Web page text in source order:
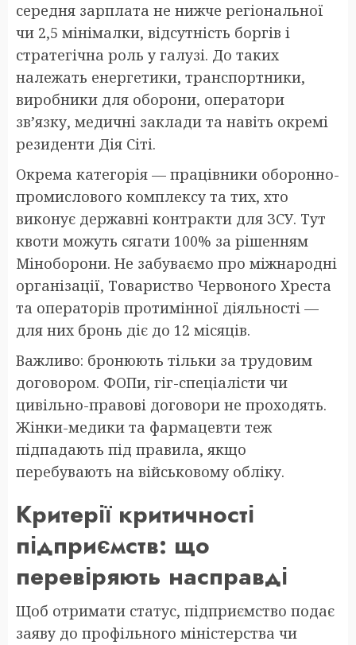
середня зарплата не нижче регіональної
чи 2,5 мінімалки, відсутність боргів і
стратегічна роль у галузі. До таких
належать енергетики, транспортники,
виробники для оборони, оператори
зв’язку, медичні заклади та навіть окремі
резиденти Дія Сіті.
Окрема категорія — працівники оборонно-
промислового комплексу та тих, хто
виконує державні контракти для ЗСУ. Тут
квоти можуть сягати 100% за рішенням
Міноборони. Не забуваємо про міжнародні
організації, Товариство Червоного Хреста
та операторів протимінної діяльності —
для них бронь діє до 12 місяців.
Важливо: бронюють тільки за трудовим
договором. ФОПи, гіг-спеціалісти чи
цивільно-правові договори не проходять.
Жінки-медики та фармацевти теж
підпадають під правила, якщо
перебувають на військовому обліку.
Критерії критичності
підприємств: що
перевіряють насправді
Щоб отримати статус, підприємство подає
заяву до профільного міністерства чи